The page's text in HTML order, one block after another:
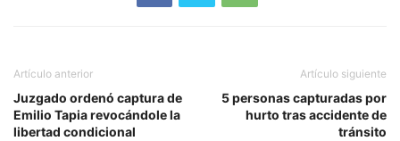
Artículo anterior
Juzgado ordenó captura de
Emilio Tapia revocándole la
libertad condicional
Artículo siguiente
5 personas capturadas por
hurto tras accidente de
tránsito